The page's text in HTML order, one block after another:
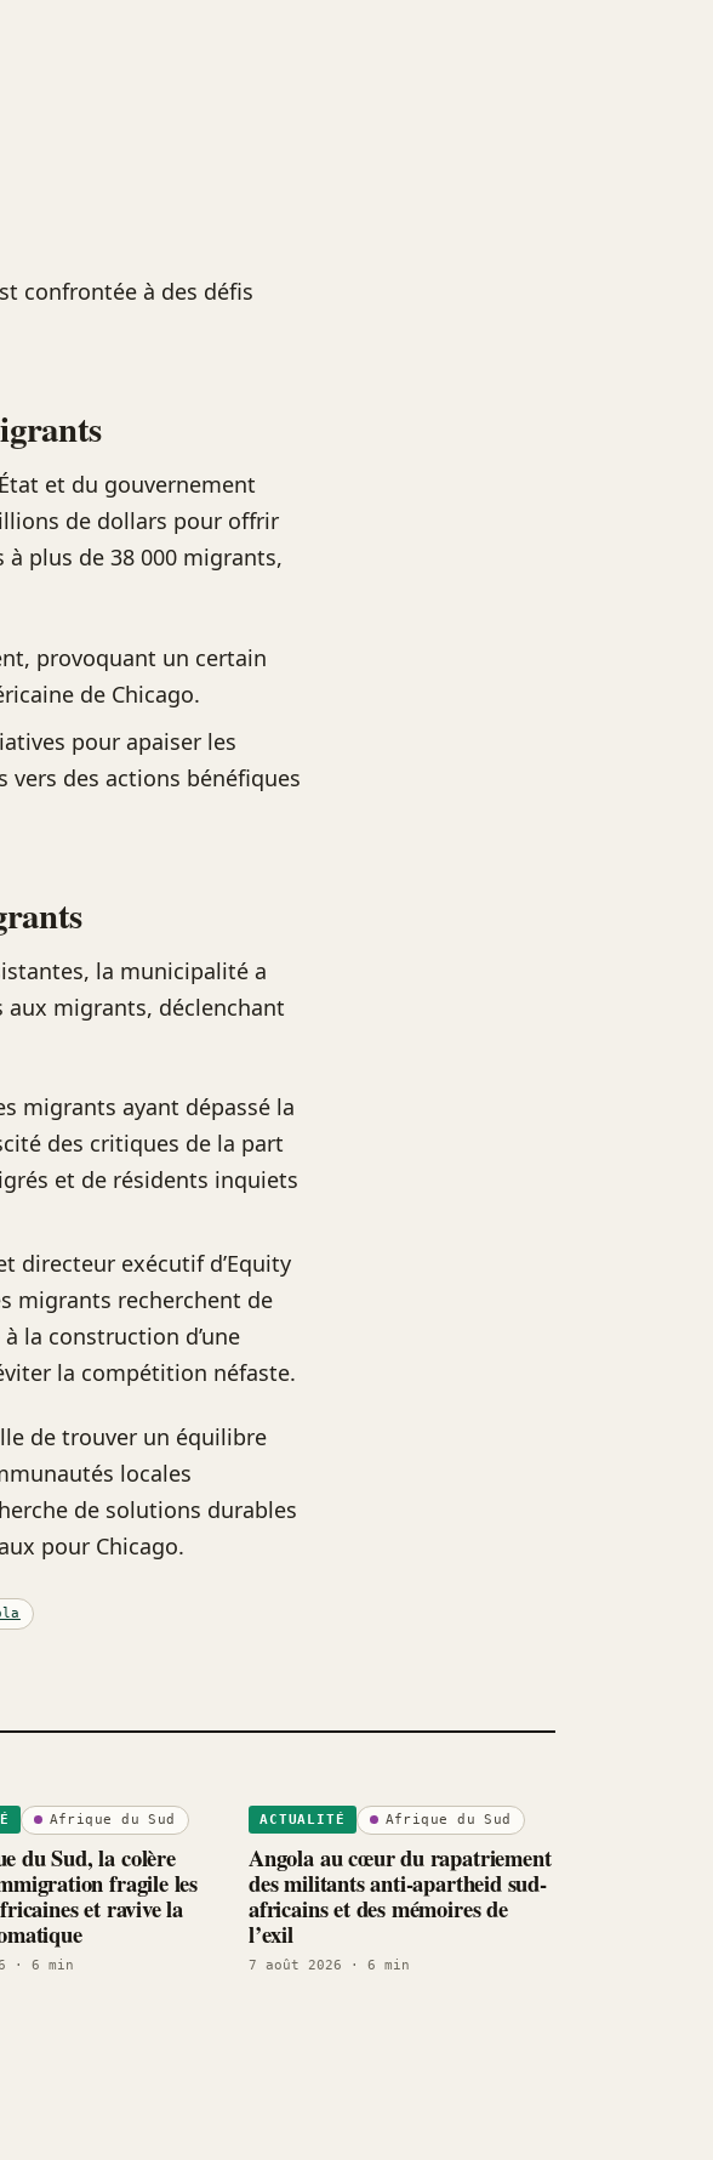
confrontée à des défis
et du gouvernement
de dollars pour offrir
plus de 38 000 migrants,
provoquant un certain
de Chicago.
pour apaiser les
des actions bénéfiques
la municipalité a
migrants, déclenchant
migrants ayant dépassé la
des critiques de la part
et de résidents inquiets
directeur exécutif d’Equity
migrants recherchent de
la construction d’une
la compétition néfaste.
de trouver un équilibre
locales
de solutions durables
pour Chicago.
Afrique du Sud
du Sud, la colère
fragile les
et ravive la
· 6 min
ACTUALITÉ Afrique du Sud
Angola au cœur du rapatriement
des militants anti-apartheid sud-
africains et des mémoires de
l’exil
7 août 2026 · 6 min